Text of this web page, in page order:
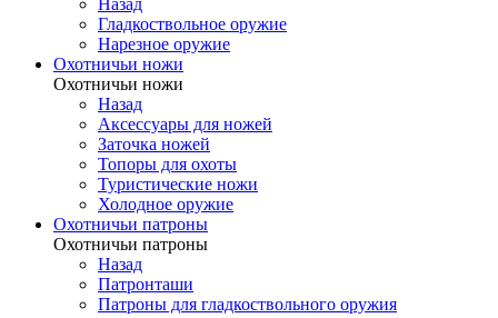
Назад
Гладкоствольное оружие
Нарезное оружие
Охотничьи ножи
Охотничьи ножи
Назад
Аксессуары для ножей
Заточка ножей
Топоры для охоты
Туристические ножи
Холодное оружие
Охотничьи патроны
Охотничьи патроны
Назад
Патронташи
Патроны для гладкоствольного оружия